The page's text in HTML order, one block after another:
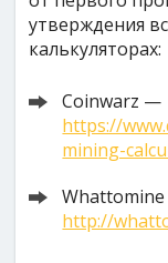
утверждения
калькуляторах:
Coinwarz —
https://
mining-
http://